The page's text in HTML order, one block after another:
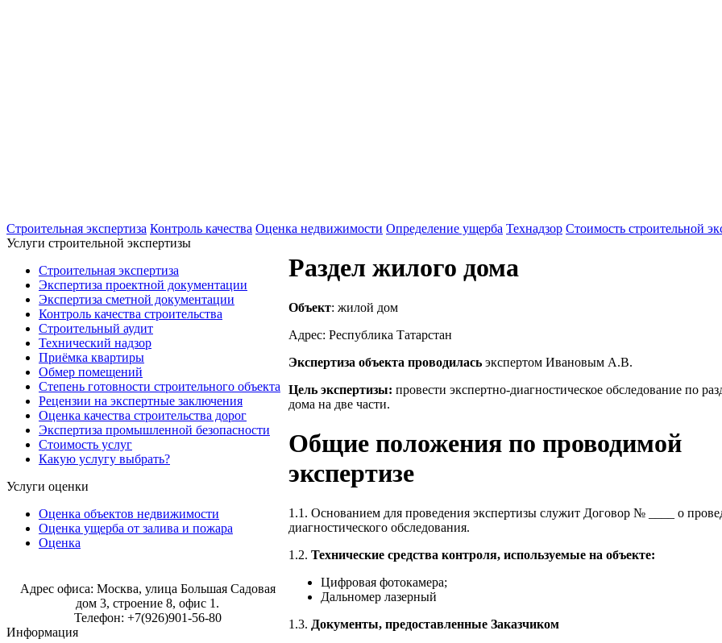
Строительная экспертиза Контроль качества Оценка недвижимости Определение ущерба Технадзор Стоимость строительной
Услуги строительной экспертизы
Строительная экспертиза
Экспертиза проектной документации
Экспертиза сметной документации
Контроль качества строительства
Строительный аудит
Технический надзор
Приёмка квартиры
Обмер помещений
Степень готовности строительного объекта
Рецензии на экспертные заключения
Оценка качества строительства дорог
Экспертиза промышленной безопасности
Стоимость услуг
Какую услугу выбрать?
Услуги оценки
Оценка объектов недвижимости
Оценка ущерба от залива и пожара
Оценка
Адрес офиса: Москва, улица Большая Садовая
дом 3, строение 8, офис 1.
Телефон: +7(926)901-56-80
Информация
Раздел жилого дома
Объект: жилой дом
Адрес: Республика Татарстан
Экспертиза объекта проводилась экспертом Ивановым А.В.
Цель экспертизы: провести экспертно-диагностическое обследование по
дома на две части.
Общие положения по проводимой
экспертизе
1.1. Основанием для проведения экспертизы служит Договор № ____ о
диагностического обследования.
1.2. Технические средства контроля, используемые на объекте:
Цифровая фотокамера;
Дальномер лазерный
1.3. Документы, предоставленные Заказчиком